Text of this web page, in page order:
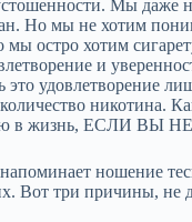
Мы даже
Но мы не хотим
остро хотим
и
удовлетворение
никотина.
в жизнь, ЕСЛИ ВЫ
ношение
Вот три причины, не